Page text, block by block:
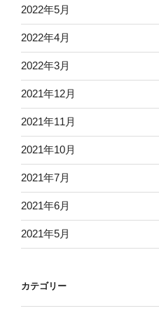
2022年5月
2022年4月
2022年3月
2021年12月
2021年11月
2021年10月
2021年7月
2021年6月
2021年5月
カテゴリー